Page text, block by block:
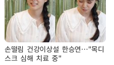
손떨림 건강이상설 한승연…"목디
스크 심해 치료 중"